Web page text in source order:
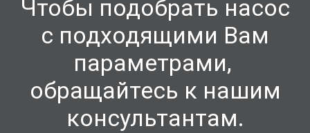
Чтобы подобрать насос
с подходящими Вам
параметрами,
обращайтесь к нашим
консультантам.